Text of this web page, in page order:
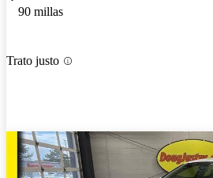
90 millas
Trato justo